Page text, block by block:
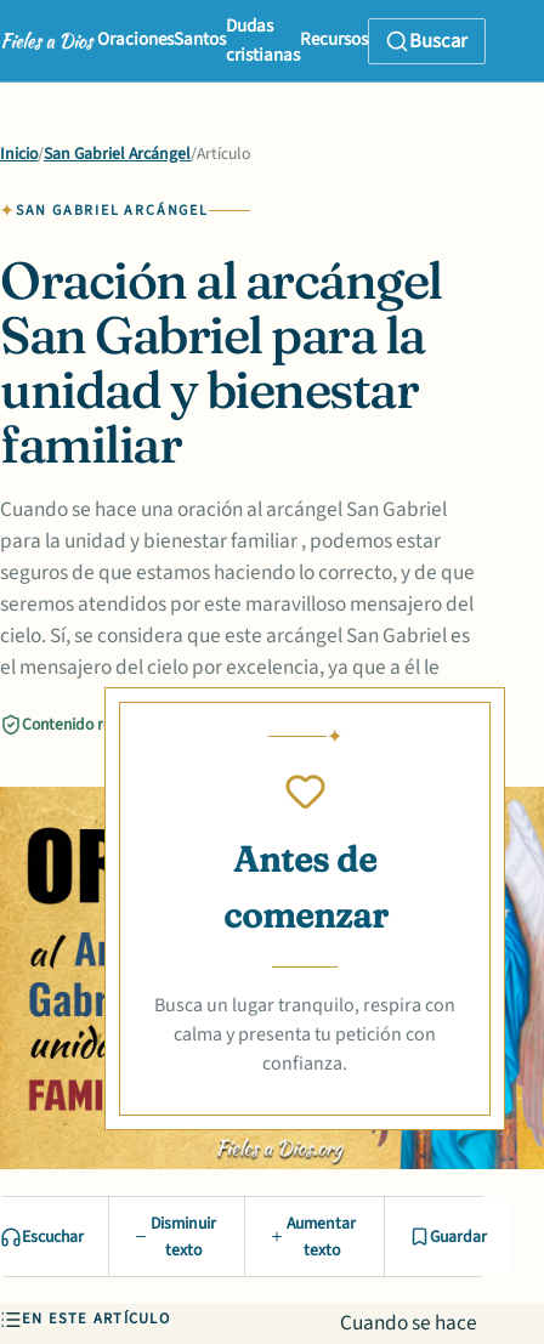
OracionesSantos
Dudas
cristianas
Recursos Buscar
Inicio/San Gabriel Arcángel/Artículo
SAN GABRIEL ARCÁNGEL
Oración al arcángel
San Gabriel para la
unidad y bienestar
familiar
Cuando se hace una oración al arcángel San Gabriel
para la unidad y bienestar familiar , podemos estar
seguros de que estamos haciendo lo correcto, y de que
seremos atendidos por este maravilloso mensajero del
cielo. Sí, se considera que este arcángel San Gabriel es
el mensajero del cielo por excelencia, ya que a él le
Contenido revisado
Antes de
comenzar
Busca un lugar tranquilo, respira con
calma y presenta tu petición con
confianza.
Escuchar
Disminuir
texto
Aumentar
texto
Guardar
EN ESTE ARTÍCULO
Cuando se hace